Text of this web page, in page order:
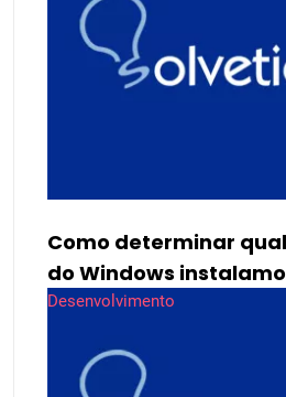
Como determinar
do Windows
Desenvolvimento